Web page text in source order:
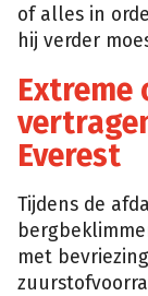
of alles in
hij verder
Extreme
Everest
Tijdens de
met